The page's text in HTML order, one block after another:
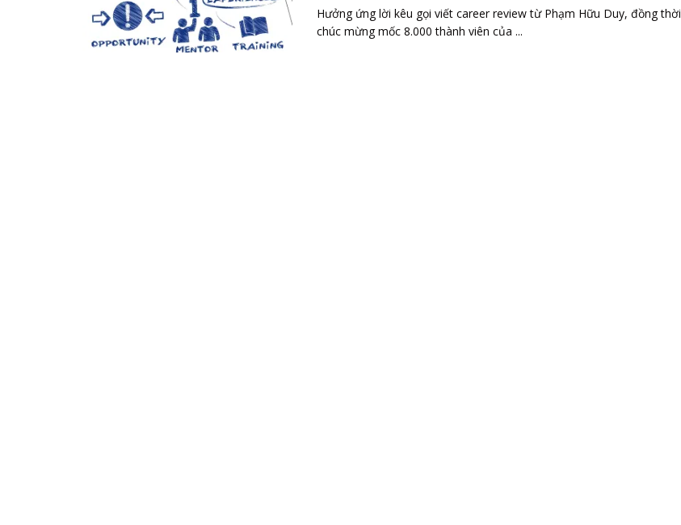
Hưởng ứng lời kêu gọi viết career review từ Phạm Hữu Duy, đồng thời
chúc mừng mốc 8.000 thành viên của ...